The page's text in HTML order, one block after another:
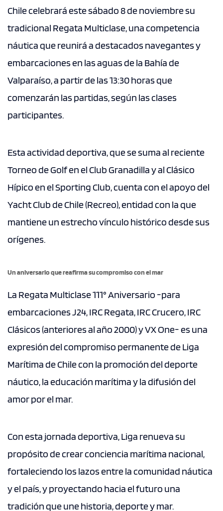
Chile celebrará este sábado 8 de noviembre su
tradicional Regata Multiclase, una competencia
náutica que reunirá a destacados navegantes y
embarcaciones en las aguas de la Bahía de
Valparaíso, a partir de las 13:30 horas que
comenzarán las partidas, según las clases
participantes.
Esta actividad deportiva, que se suma al reciente
Torneo de Golf en el Club Granadilla y al Clásico
Hípico en el Sporting Club, cuenta con el apoyo del
Yacht Club de Chile (Recreo), entidad con la que
mantiene un estrecho vínculo histórico desde sus
orígenes.
Un aniversario que reafirma su compromiso con el mar
La Regata Multiclase 111° Aniversario -para
embarcaciones J24, IRC Regata, IRC Crucero, IRC
Clásicos (anteriores al año 2000) y VX One- es una
expresión del compromiso permanente de Liga
Marítima de Chile con la promoción del deporte
náutico, la educación marítima y la difusión del
amor por el mar.
Con esta jornada deportiva, Liga renueva su
propósito de crear conciencia marítima nacional,
fortaleciendo los lazos entre la comunidad náutica
y el país, y proyectando hacia el futuro una
tradición que une historia, deporte y mar.